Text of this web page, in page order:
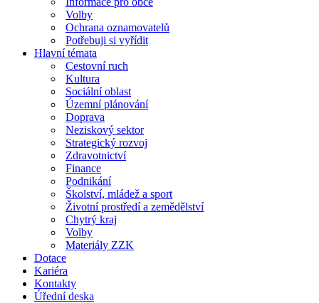
Volby
Ochrana oznamovatelů
Potřebuji si vyřídit
Hlavní témata
Cestovní ruch
Kultura
Sociální oblast
Územní plánování
Doprava
Neziskový sektor
Strategický rozvoj
Zdravotnictví
Finance
Podnikání
Školství, mládež a sport
Životní prostředí a zemědělství
Chytrý kraj
Volby
Materiály ZZK
Dotace
Kariéra
Kontakty
Úřední deska